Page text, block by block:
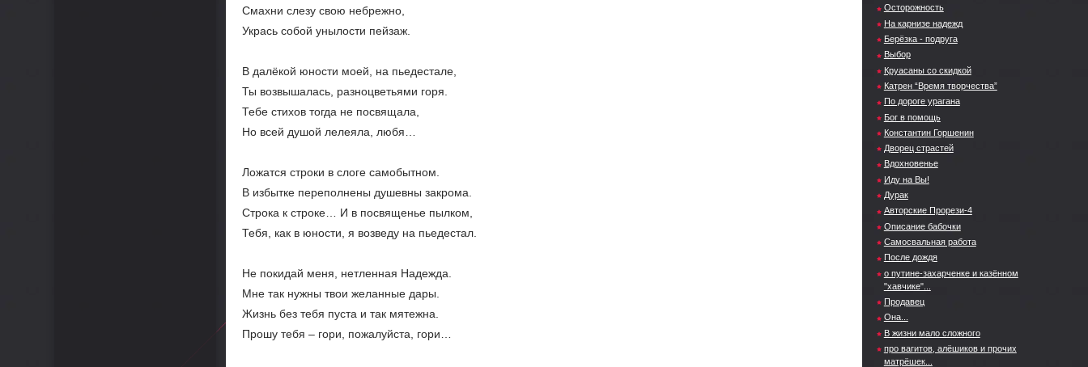
Смахни слезу свою небрежно,
Укрась собой унылости пейзаж.
В далёкой юности моей, на пьедестале,
Ты возвышалась, разноцветьями горя.
Тебе стихов тогда не посвящала,
Но всей душой лелеяла, любя…
Ложатся строки в слоге самобытном.
В избытке переполнены душевны закрома.
Строка к строке… И в посвященье пылком,
Тебя, как в юности, я возведу на пьедестал.
Не покидай меня, нетленная Надежда.
Мне так нужны твои желанные дары.
Жизнь без тебя пуста и так мятежна.
Прошу тебя – гори, пожалуйста, гори…
Осторожность
На карнизе надежд
Берёзка - подруга
Выбор
Круасаны со скидкой
Катрен “Время творчества”
По дороге урагана
Бог в помощь
Константин Горшенин
Дворец страстей
Вдохновенье
Иду на Вы!
Дурак
Авторские Прорези-4
Описание бабочки
Самосвальная работа
После дождя
о путине-захарченке и казённом
"хавчике"...
Продавец
Она...
В жизни мало сложного
про вагитов, алёшиков и прочих
матрёшек...